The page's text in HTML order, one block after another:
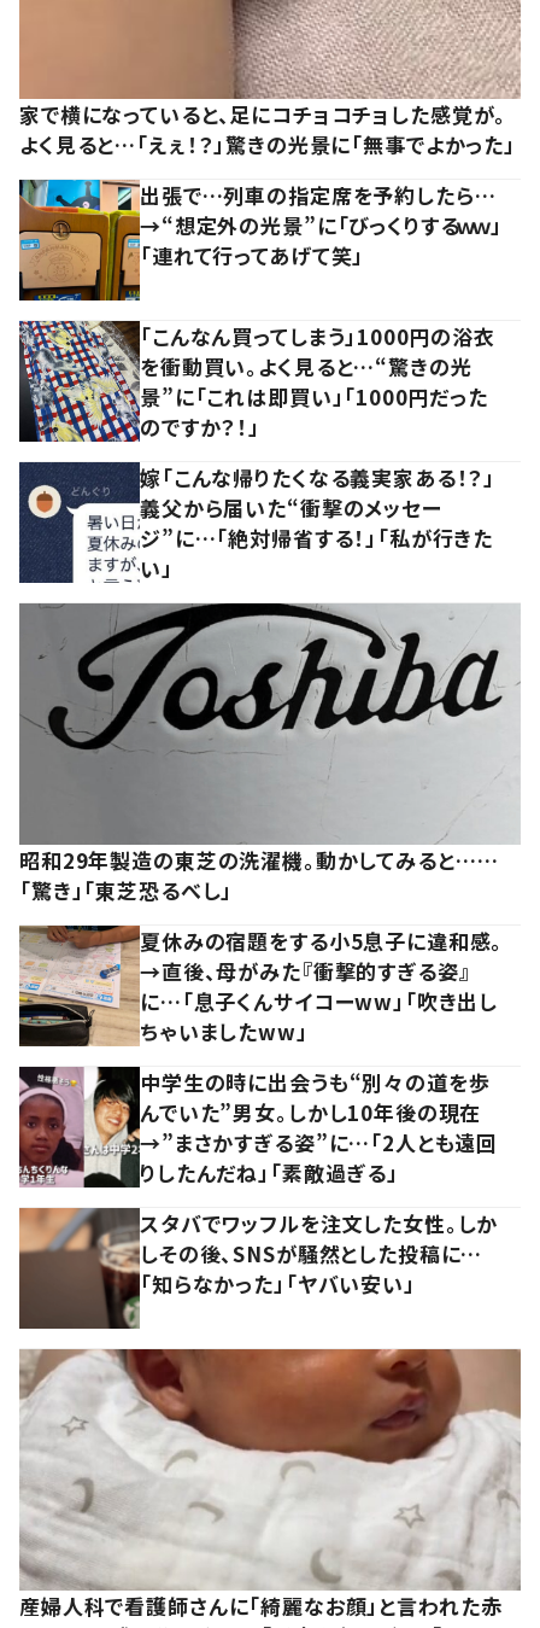
家で横になっていると、足にコチョコチョした感覚が。
よく見ると…「えぇ！？」驚きの光景に「無事でよかった」
出張で…列車の指定席を予約したら…
→“想定外の光景”に「びっくりするｗｗ」
「連れて行ってあげて笑」
「こんなん買ってしまう」1000円の浴衣
を衝動買い。よく見ると…“驚きの光
景”に「これは即買い」「1000円だった
のですか？！」
嫁「こんな帰りたくなる義実家ある！？」
義父から届いた“衝撃のメッセー
ジ”に…「絶対帰省する！」「私が行きた
い」
昭和29年製造の東芝の洗濯機。動かしてみると……
「驚き」「東芝恐るべし」
夏休みの宿題をする小5息子に違和感。
→直後、母がみた『衝撃的すぎる姿』
に…「息子くんサイコーww」「吹き出し
ちゃいましたww」
中学生の時に出会うも“別々の道を歩
んでいた”男女。しかし10年後の現在
→”まさかすぎる姿”に…「2人とも遠回
りしたんだね」「素敵過ぎる」
スタバでワッフルを注文した女性。しか
しその後、SNSが騒然とした投稿に…
「知らなかった」「ヤバい安い」
産婦人科で看護師さんに「綺麗なお顔」と言われた赤